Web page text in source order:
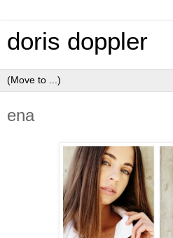
doris doppler
ena